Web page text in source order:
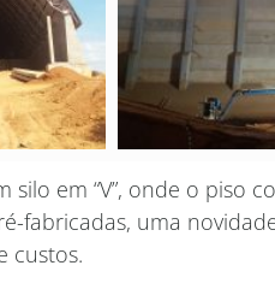
em “V”, onde o piso
fabricadas, uma
custos.